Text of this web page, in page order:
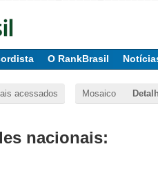
O RankBrasil
acessados Mosaico
nacionais: